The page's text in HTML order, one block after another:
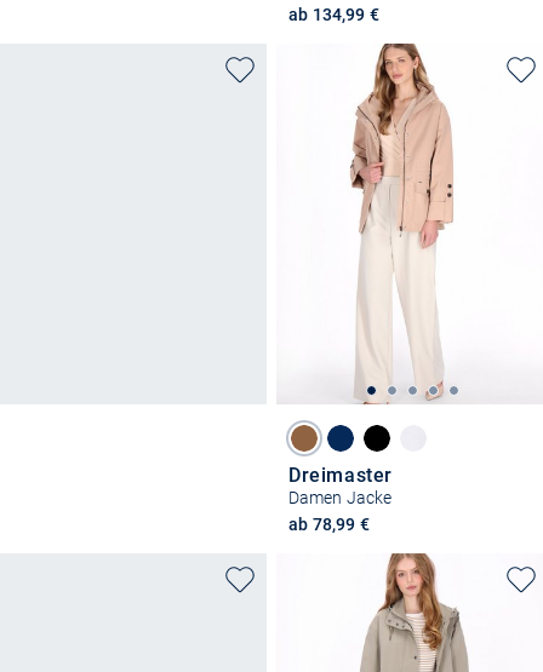
ab 134,99 €
Dreimaster
Damen Jacke
ab 78,99 €